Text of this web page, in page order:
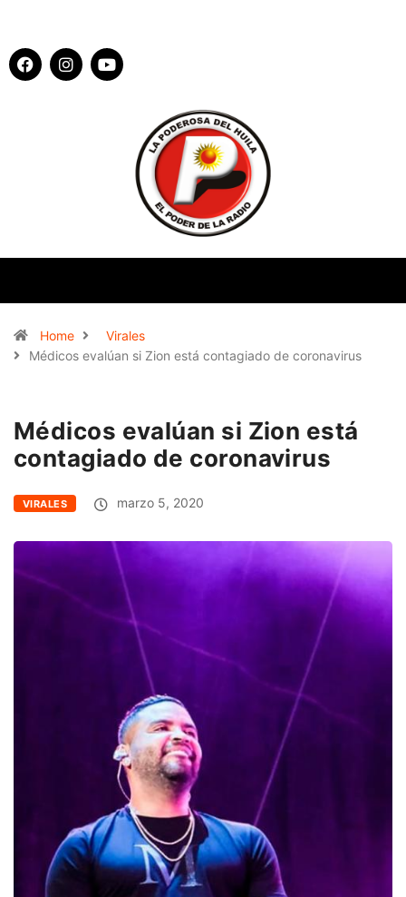
Home
Virales
Médicos evalúan si Zion está contagiado de coronavirus
Médicos evalúan si Zion está
contagiado de coronavirus
VIRALES marzo 5, 2020